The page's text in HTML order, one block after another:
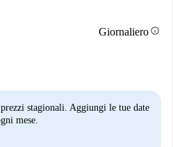
Giornalieroinfo
stagionali. Aggiungi le tue date
mese.